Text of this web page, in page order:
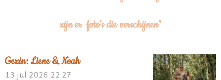
zijn er foto's die verschijnen"
Gezin: Liene & Noah
13 jul 2026 22:27